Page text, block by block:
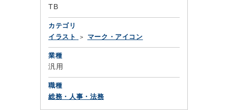
TB
カテゴリ
イラスト
マーク・アイコン
業種
汎用
職種
総務・人事・法務